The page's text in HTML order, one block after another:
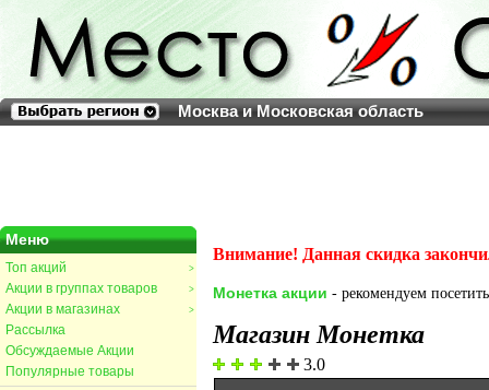
Москва и Московская область
Меню
>
Топ акций
>
Акции в группах товаров
>
Акции в магазинах
Рассылка
Обсуждаемые Акции
Популярные товары
Внимание! Данная скидка
Монетка акции - рекомендуем
Магазин Монетка
3.0